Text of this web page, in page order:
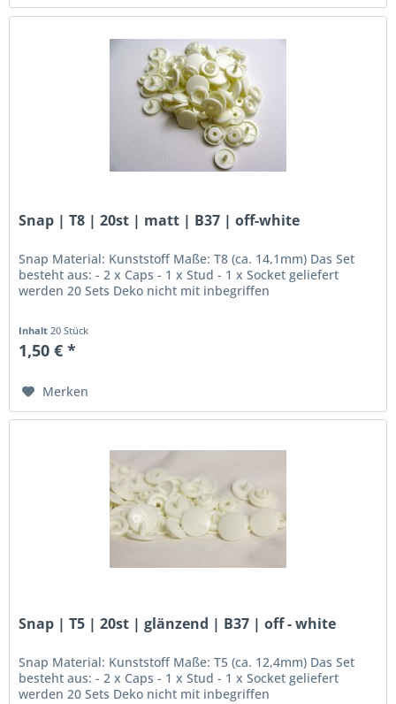
Snap | T8 | 20st | matt | B37 | off-white
Snap Material: Kunststoff Maße: T8 (ca. 14,1mm) Das Set
besteht aus: - 2 x Caps - 1 x Stud - 1 x Socket geliefert
werden 20 Sets Deko nicht mit inbegriffen
Inhalt 20 Stück
1,50 € *
Merken
Snap | T5 | 20st | glänzend | B37 | off - white
Snap Material: Kunststoff Maße: T5 (ca. 12,4mm) Das Set
besteht aus: - 2 x Caps - 1 x Stud - 1 x Socket geliefert
werden 20 Sets Deko nicht mit inbegriffen